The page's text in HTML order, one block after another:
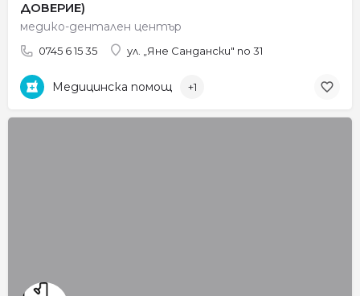
ДОВЕРИЕ)
медико-дентален център
0745 6 15 35 ул. „Яне Сандански" no 31
Медицинска помощ +1